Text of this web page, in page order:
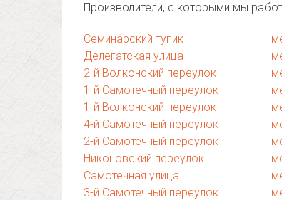
Производители, с которыми мы
Семинарский тупик
Делегатская улица
2-й Волконский переулок
1-й Самотечный переулок
1-й Волконский переулок
4-й Самотечный переулок
2-й Самотечный переулок
Никоновский переулок
Самотечная улица
3-й Самотечный переулок